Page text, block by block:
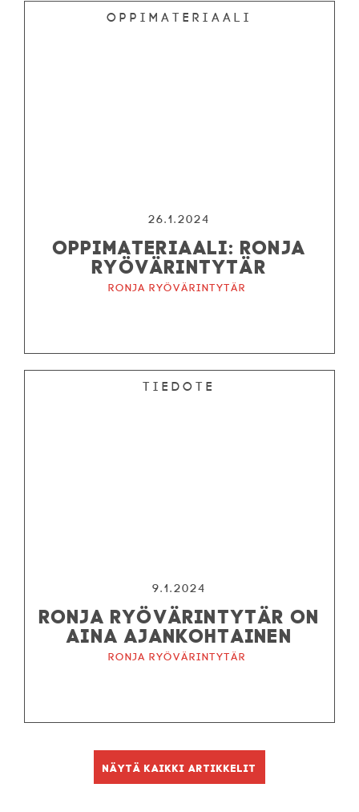
Oppimateriaali
26.1.2024
OPPIMATERIAALI: RONJA
RYÖVÄRINTYTÄR
Ronja ryövärintytär
Tiedote
9.1.2024
RONJA RYÖVÄRINTYTÄR ON
AINA AJANKOHTAINEN
Ronja ryövärintytär
Näytä kaikki artikkelit